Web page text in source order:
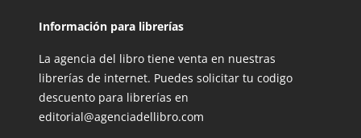
Información para librerías
La agencia del libro tiene venta en nuestras
librerías de internet. Puedes solicitar tu codigo
descuento para librerías en
editorial@agenciadellibro.com